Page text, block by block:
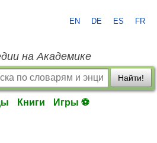
EN DE ES FR
на Академике
Найти!
Книги Игры ⚽